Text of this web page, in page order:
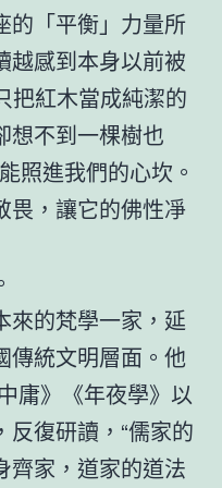
的「平衡」力量所
越感到本身以前被
把紅木當成純潔的
想不到一棵樹也
照進我們的心坎。
畏，讓它的佛性凈
來的梵學一家，延
傳統文明層面。他
中庸》《年夜學》以
復研讀，“儒家的
齊家，道家的道法